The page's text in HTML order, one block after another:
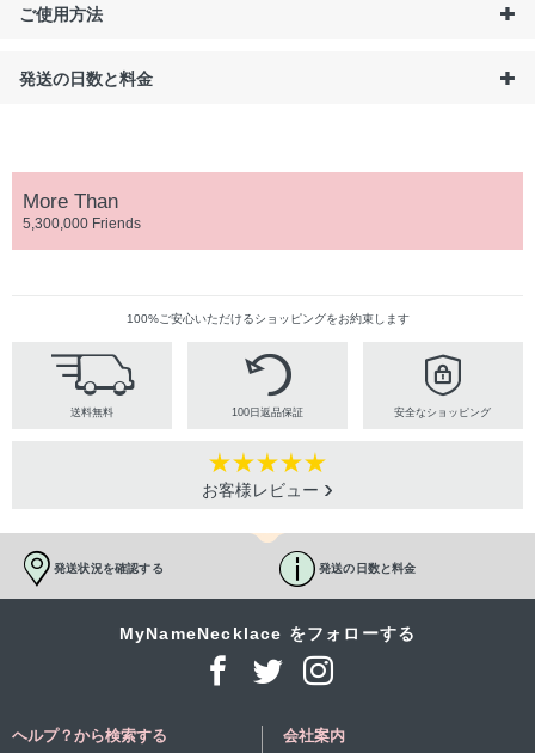
ご使用方法
発送の日数と料金
More Than
5,300,000 Friends
100%ご安心いただけるショッピングをお約束します
送料無料 100日返品保証 安全なショッピング
お客様レビュー
発送状況を確認する 発送の日数と料金
MyNameNecklace をフォローする
ヘルプ？から検索する 会社案内